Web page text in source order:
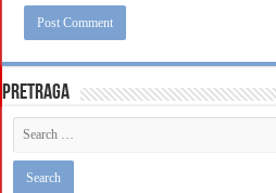
Pretraga